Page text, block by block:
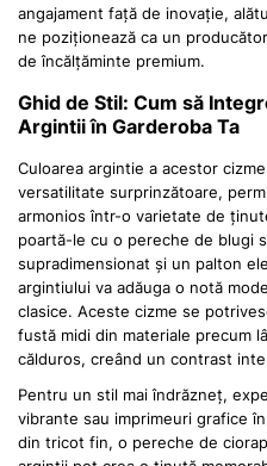
angajament față de inovație,
ne poziționează ca un
de încălțăminte premium.
Ghid de Stil: Cum să
Argintii în Garderoba Ta
Culoarea argintie a acestor
versatilitate surprinzătoare,
armonios într-o varietate de
poartă-le cu o pereche de blugi
supradimensionat și un palton
argintiului va adăuga o notă
clasice. Aceste cizme se
fustă midi din materiale precum
călduros, creând un contrast
Pentru un stil mai îndrăzneț,
vibrante sau imprimeuri grafice
din tricot fin, o pereche de